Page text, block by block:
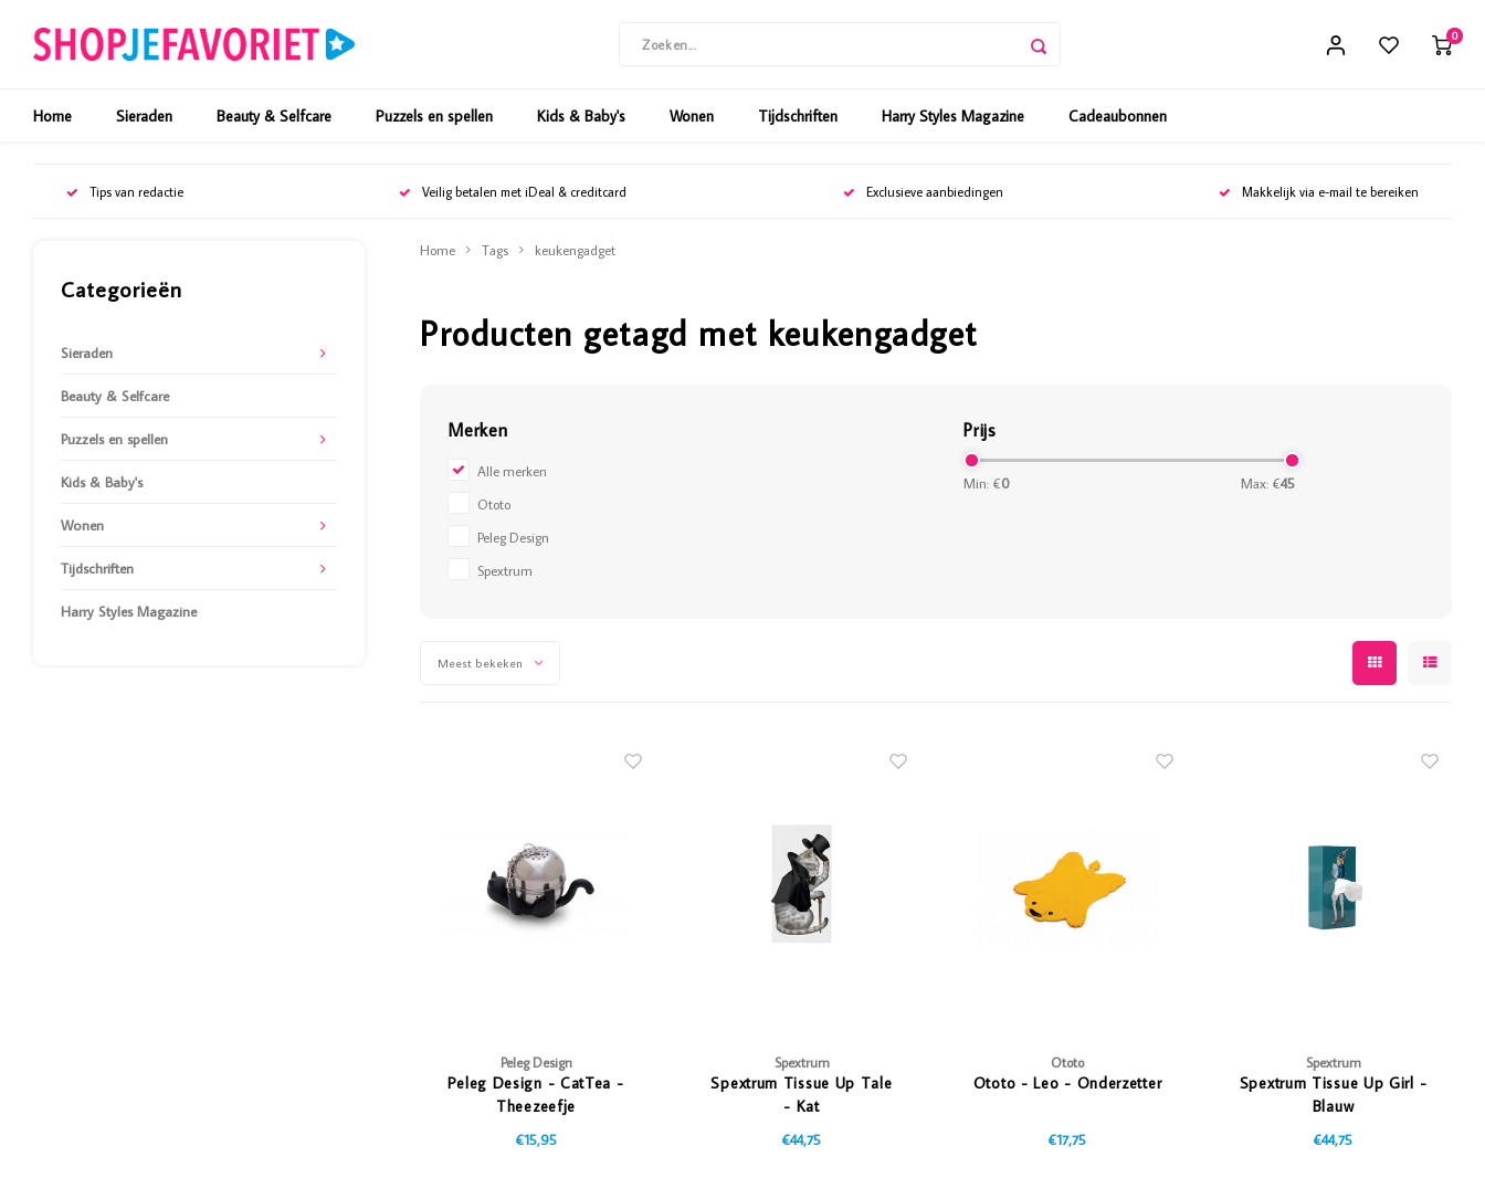
0
Home Sieraden Beauty & Selfcare Puzzels en spellen Kids & Baby's Wonen Tijdschriften Harry Styles Magazine Cadeaubonnen
Tips van redactie Veilig betalen met iDeal & creditcard Exclusieve aanbiedingen Makkelijk via e-mail te bereiken
Categorieën
Sieraden
Beauty & Selfcare
Puzzels en spellen
Kids & Baby's
Wonen
Tijdschriften
Harry Styles Magazine
Home Tags keukengadget
Producten getagd met keukengadget
Merken
Alle merken
Ototo
Peleg Design
Spextrum
Prijs
Min: €0 Max: €45
Meest bekeken
Peleg Design
Peleg Design - CatTea -
Theezeefje
€15,95
Spextrum
Spextrum Tissue Up Tale
- Kat
€44,75
Ototo
Ototo - Leo - Onderzetter
€17,75
Spextrum
Spextrum Tissue Up Girl -
Blauw
€44,75